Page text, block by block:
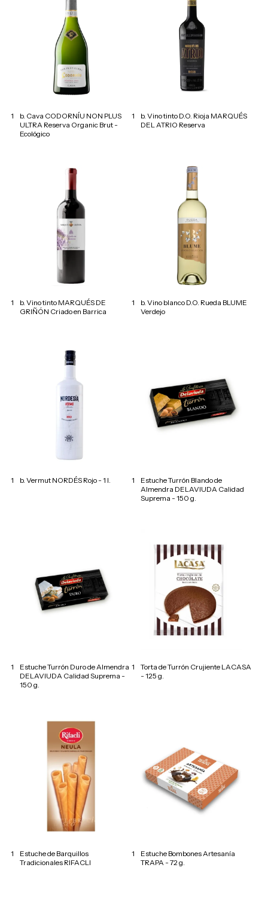
1
b. Cava CODORNÍU NON PLUS
ULTRA Reserva Organic Brut -
Ecológico
1
b. Vino tinto D.O. Rioja MARQUÉS
DEL ATRIO Reserva
1
b. Vino tinto MARQUÉS DE
GRIÑÓN Criado en Barrica
1
b. Vino blanco D.O. Rueda BLUME
Verdejo
1 b. Vermut NORDÉS Rojo - 1 l. 1
Estuche Turrón Blando de
Almendra DELAVIUDA Calidad
Suprema - 150 g.
1
Estuche Turrón Duro de Almendra
DELAVIUDA Calidad Suprema -
150 g.
1
Torta de Turrón Crujiente LACASA
- 125 g.
1
Estuche de Barquillos
Tradicionales RIFACLI
1
Estuche Bombones Artesanía
TRAPA - 72 g.